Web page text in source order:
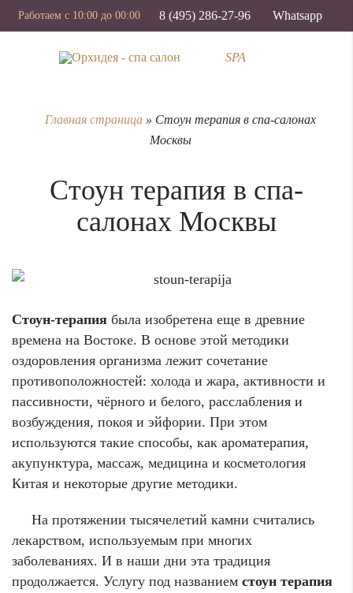
Работаем с 10:00 до 00:00 8 (495) 286-27-96 Whatsapp
SPA
Главная страница » Стоун терапия в спа-салонах
Москвы
Стоун терапия в спа-
салонах Москвы
Стоун-терапия была изобретена еще в древние
времена на Востоке. В основе этой методики
оздоровления организма лежит сочетание
противоположностей: холода и жара, активности и
пассивности, чёрного и белого, расслабления и
возбуждения, покоя и эйфории. При этом
используются такие способы, как ароматерапия,
акупунктура, массаж, медицина и косметология
Китая и некоторые другие методики.
На протяжении тысячелетий камни считались
лекарством, используемым при многих
заболеваниях. И в наши дни эта традиция
продолжается. Услугу под названием стоун терапия